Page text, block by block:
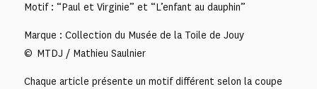
Motif : “Paul et Virginie” et “L’enfant au dauphin”
Marque : Collection du Musée de la Toile de Jouy
© MTDJ / Mathieu Saulnier
Chaque article présente un motif différent selon la coupe